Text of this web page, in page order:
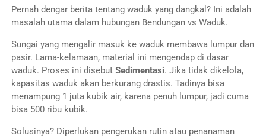
Pernah dengar berita tentang waduk yang dangkal? Ini adalah
masalah utama dalam hubungan Bendungan vs Waduk.
Sungai yang mengalir masuk ke waduk membawa lumpur dan
pasir. Lama-kelamaan, material ini mengendap di dasar
waduk. Proses ini disebut Sedimentasi. Jika tidak dikelola,
kapasitas waduk akan berkurang drastis. Tadinya bisa
menampung 1 juta kubik air, karena penuh lumpur, jadi cuma
bisa 500 ribu kubik.
Solusinya? Diperlukan pengerukan rutin atau penanaman